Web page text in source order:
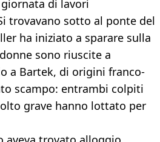
di lavori
trovavano sotto al ponte del
ha iniziato a sparare sulla
sono riuscite a
a Bartek, di origini franco-
scampo: entrambi colpiti
grave hanno lottato per